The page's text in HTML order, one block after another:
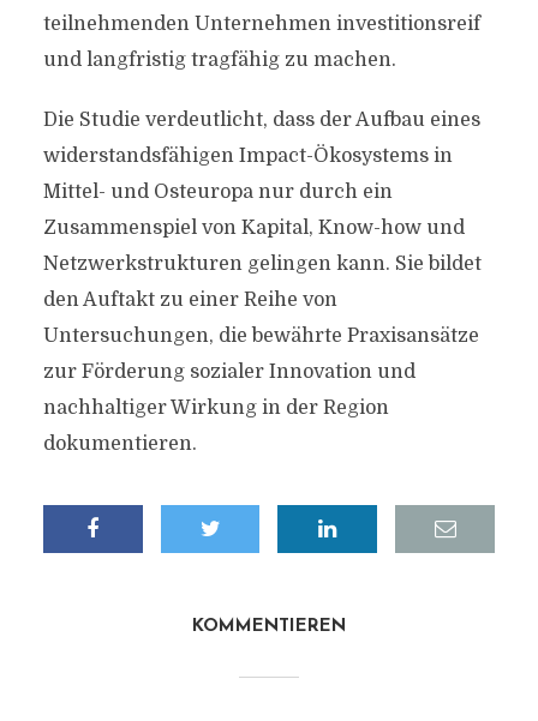
teilnehmenden Unternehmen investitionsreif
und langfristig tragfähig zu machen.
Die Studie verdeutlicht, dass der Aufbau eines
widerstandsfähigen Impact-Ökosystems in
Mittel- und Osteuropa nur durch ein
Zusammenspiel von Kapital, Know-how und
Netzwerkstrukturen gelingen kann. Sie bildet
den Auftakt zu einer Reihe von
Untersuchungen, die bewährte Praxisansätze
zur Förderung sozialer Innovation und
nachhaltiger Wirkung in der Region
dokumentieren.
KOMMENTIEREN